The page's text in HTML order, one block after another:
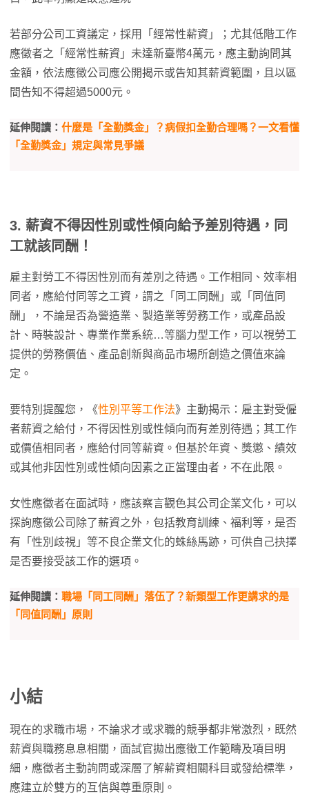
若部分公司工資議定，採用「經常性薪資」；尤其低階工作
應徵者之「經常性薪資」未達新臺幣4萬元，應主動詢問其
金額，依法應徵公司應公開揭示或告知其薪資範圍，且以區
間告知不得超過5000元。
延伸閱讀： 什麼是「全勤獎金」？病假扣全勤合理嗎？一文看懂
「全勤獎金」規定與常見爭議
3. 薪資不得因性別或性傾向給予差別待遇，同
工就該同酬！
雇主對勞工不得因性別而有差別之待遇。工作相同、效率相
同者，應給付同等之工資，謂之「同工同酬」或「同值同
酬」，不論是否為營造業、製造業等勞務工作，或產品設
計、時裝設計、專業作業系統…等腦力型工作，可以視勞工
提供的勞務價值、產品創新與商品市場所創造之價值來論
定。
要特別提醒您，《性別平等工作法》主動揭示：雇主對受僱
者薪資之給付，不得因性別或性傾向而有差別待遇；其工作
或價值相同者，應給付同等薪資。但基於年資、獎懲、績效
或其他非因性別或性傾向因素之正當理由者，不在此限。
女性應徵者在面試時，應該察言觀色其公司企業文化，可以
探詢應徵公司除了薪資之外，包括教育訓練、福利等，是否
有「性別歧視」等不良企業文化的蛛絲馬跡，可供自己抉擇
是否要接受該工作的選項。
延伸閱讀： 職場「同工同酬」落伍了？新類型工作更講求的是
「同值同酬」原則
小結
現在的求職市場，不論求才或求職的競爭都非常激烈，既然
薪資與職務息息相關，面試官拋出應徵工作範疇及項目明
細，應徵者主動詢問或深層了解薪資相關科目或發給標準，
應建立於雙方的互信與尊重原則。